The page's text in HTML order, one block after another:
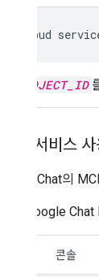
gcloud
PROJECT_ID
MCP 서비스
Google Chat의
Google
콘솔